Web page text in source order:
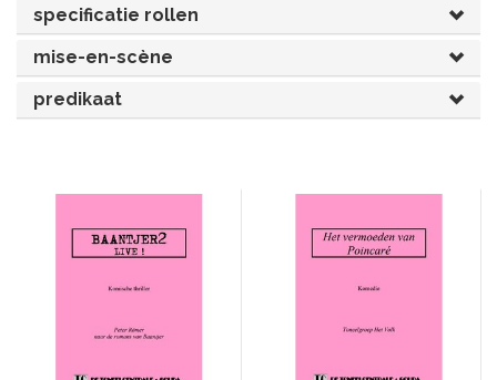
UITGELICHT!
MUSICAL
KERSTTONEEL
JONGERENTONEEL
JEUGDTONEEL
HANDBOEKEN
THEATERBOEKEN
SKETCHES
specificatie rollen
mise-en-scène
predikaat